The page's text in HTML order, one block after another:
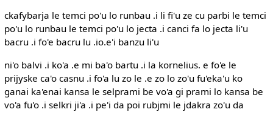
ckafybarja le temci po'u lo runbau .i li fi'u ze cu parbi le temci
po'u lo runbau le temci po'u lo jecta .i canci fa lo jecta li'u
bacru .i fo'e bacru lu .io.e'i banzu li'u
ni'o balvi .i ko'a .e mi ba'o bartu .i la kornelius. e fo'e le
prijyske ca'o casnu .i fo'a lu zo le .e zo lo zo'u fu'eka'u ko
ganai ka'enai kansa le selprami be vo'a gi prami lo kansa be
vo'a fu'o .i selkri ji'a .i pe'i da poi rubjmi le jdakra zo'u da